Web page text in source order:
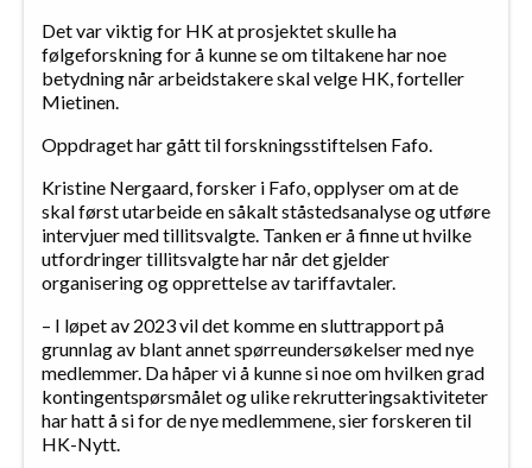
Det var viktig for HK at prosjektet skulle ha
følgeforskning for å kunne se om tiltakene har noe
betydning når arbeidstakere skal velge HK, forteller
Mietinen.
Oppdraget har gått til forskningsstiftelsen Fafo.
Kristine Nergaard, forsker i Fafo, opplyser om at de
skal først utarbeide en såkalt ståstedsanalyse og utføre
intervjuer med tillitsvalgte. Tanken er å finne ut hvilke
utfordringer tillitsvalgte har når det gjelder
organisering og opprettelse av tariffavtaler.
– I løpet av 2023 vil det komme en sluttrapport på
grunnlag av blant annet spørreundersøkelser med nye
medlemmer. Da håper vi å kunne si noe om hvilken grad
kontingentspørsmålet og ulike rekrutteringsaktiviteter
har hatt å si for de nye medlemmene, sier forskeren til
HK-Nytt.